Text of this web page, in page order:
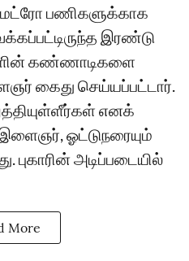
பணிகளுக்காக
இரண்டு
கண்ணாடிகளை
கைது செய்யப்பட்டார்.
எனக்
இளைஞர், ஓட்டுநரையும்
புகாரின் அடிப்படையில்
More